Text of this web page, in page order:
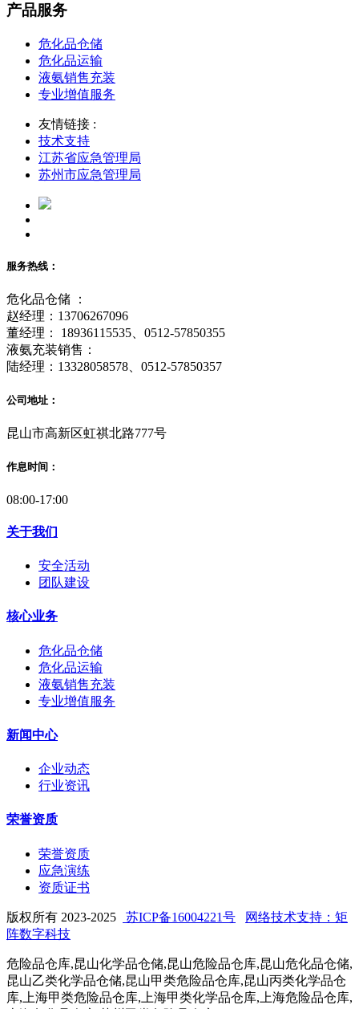
产品服务
危化品仓储
危化品运输
液氨销售充装
专业增值服务
友情链接 :
技术支持
江苏省应急管理局
苏州市应急管理局
服务热线：
危化品仓储 ：
赵经理：13706267096
董经理： 18936115535、0512-57850355
液氨充装销售：
陆经理：13328058578、0512-57850357
公司地址：
昆山市高新区虹祺北路777号
作息时间：
08:00-17:00
关于我们
安全活动
团队建设
核心业务
危化品仓储
危化品运输
液氨销售充装
专业增值服务
新闻中心
企业动态
行业资讯
荣誉资质
荣誉资质
应急演练
资质证书
版权所有 2023-2025 苏ICP备16004221号
网络技术支持：矩
阵数字科技
危险品仓库,昆山化学品仓储,昆山危险品仓库,昆山危化品仓储,
昆山乙类化学品仓储,昆山甲类危险品仓库,昆山丙类化学品仓
库,上海甲类危险品仓库,上海甲类化学品仓库,上海危险品仓库,